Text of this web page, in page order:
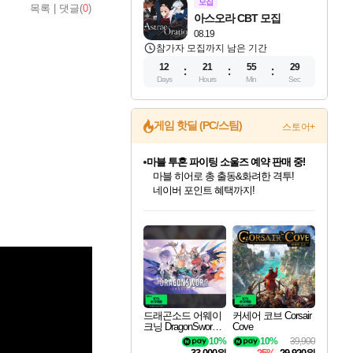
목록 댓글(0)
모집
08.19
아스오라 CBT 모집
참가자 모집까지 남은 기간
12
Days
21
Hours
55
Min
28
Sec
게임 핫딜 (PC/스팀) 스토어+
네이버혜택과 함께 만나보세요!
50%할인&추가 적립까지!
이니&베니 혜택까지!
네이버 혜택가와 함께 예약하세요!
할인&네이버혜택으로 만나보세요!
네이버페이 혜택과 만나보세요!
40주년 프로모션으로 만나보세요!
네이버 포인트 혜택까지!
캡콤 프렌차이즈 할인 진행 중!
몬헌, 바하 등 인기 IP를
할인가에 만나보세요!
일부 에디션 상시 할인!
혜택으로 예약 판매 중
편안하게 충전하세요
드래곤소드 어웨이
크닝 DragonSword A
10%
커세어 코브 Corsair
Cove
39,900
10%